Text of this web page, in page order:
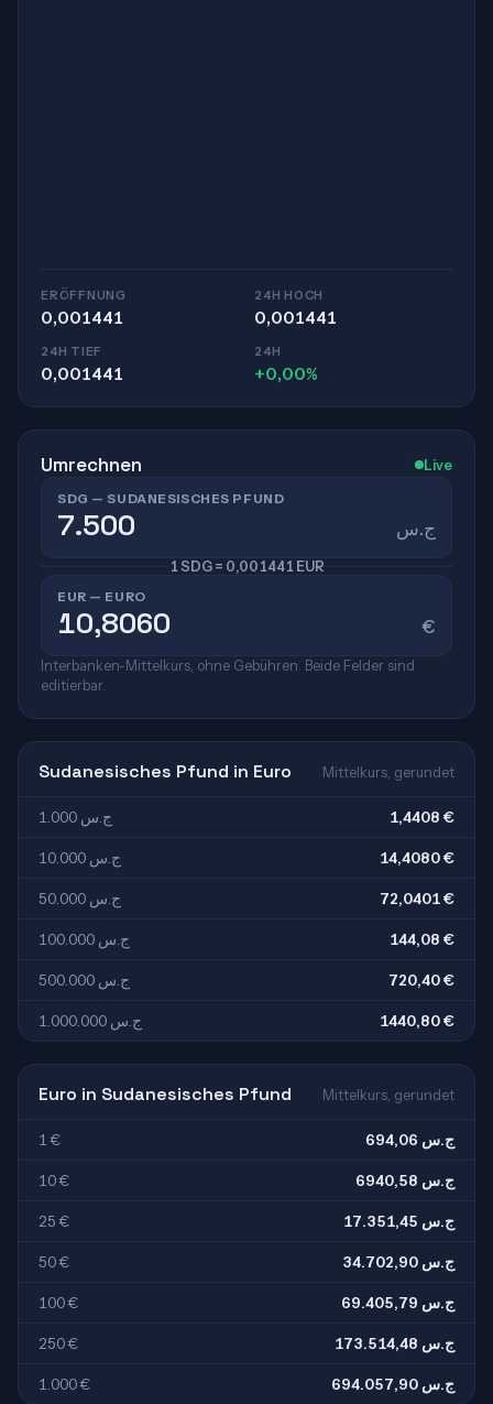
ERÖFFNUNG
0,001441
24H HOCH
0,001441
24H TIEF
0,001441
24H
+0,00%
Umrechnen Live
SDG — SUDANESISCHES PFUND
ج.س
1 SDG = 0,001441 EUR
EUR — EURO
€
Interbanken-Mittelkurs, ohne Gebühren. Beide Felder sind
editierbar.
Sudanesisches Pfund in Euro Mittelkurs, gerundet
1.000 ج.س 1,4408 €
10.000 ج.س 14,4080 €
50.000 ج.س 72,0401 €
100.000 ج.س 144,08 €
500.000 ج.س 720,40 €
1.000.000 ج.س 1440,80 €
Euro in Sudanesisches Pfund Mittelkurs, gerundet
1 € 694,06 ج.س
10 € 6940,58 ج.س
25 € 17.351,45 ج.س
50 € 34.702,90 ج.س
100 € 69.405,79 ج.س
250 € 173.514,48 ج.س
1.000 € 694.057,90 ج.س